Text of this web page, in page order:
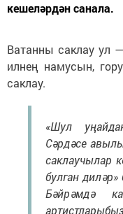
кешеләрдән санала.
Ватанны саклау ул
илнең намусын,
саклау.
«Шул
Сәрдәсе
саклаучылар
булган
Бәйрәмдә